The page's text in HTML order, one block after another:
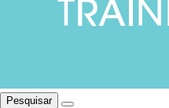
Pesquisar